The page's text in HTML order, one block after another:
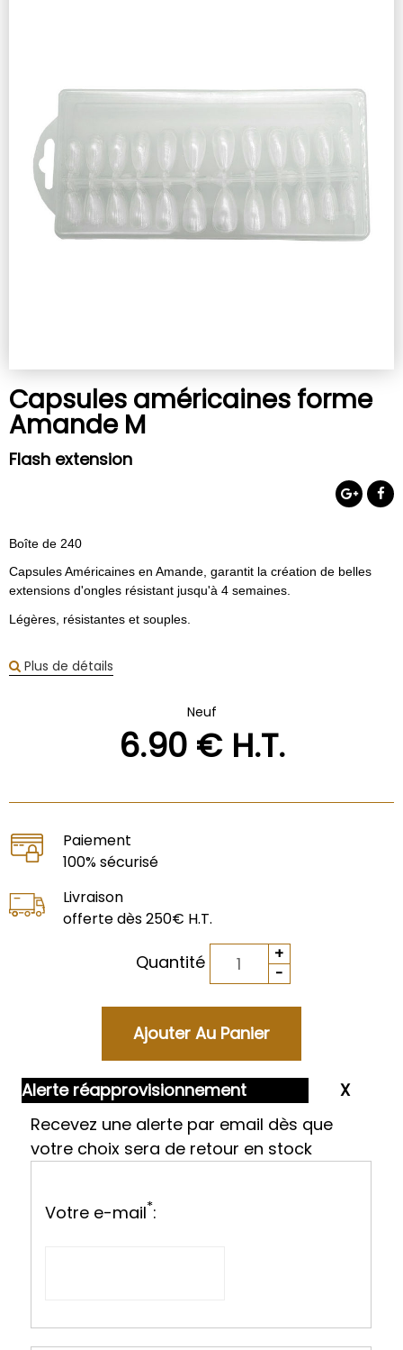
Capsules américaines forme
Amande M
Flash extension
Boîte de 240
Capsules Américaines en Amande, garantit la création de belles
extensions d'ongles résistant jusqu'à 4 semaines.
Légères, résistantes et souples.
Plus de détails
Neuf
6.90€ H.T.
Paiement
100% sécurisé
Livraison
offerte dès 250€ H.T.
Quantité
Alerte réapprovisionnement
Recevez une alerte par email dès que
votre choix sera de retour en stock
Votre e-mail*: